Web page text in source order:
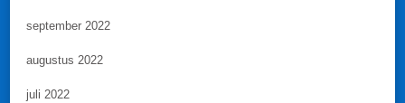
september 2022
augustus 2022
juli 2022